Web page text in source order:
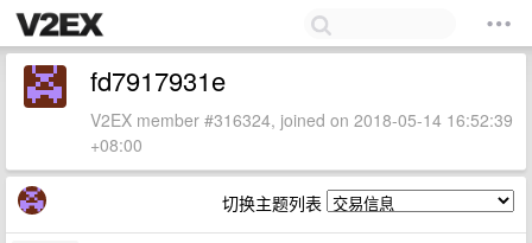
fd7917931e
V2EX member #316324, joined on 2018-05-14 16:52:39
+08:00
切换主题列表